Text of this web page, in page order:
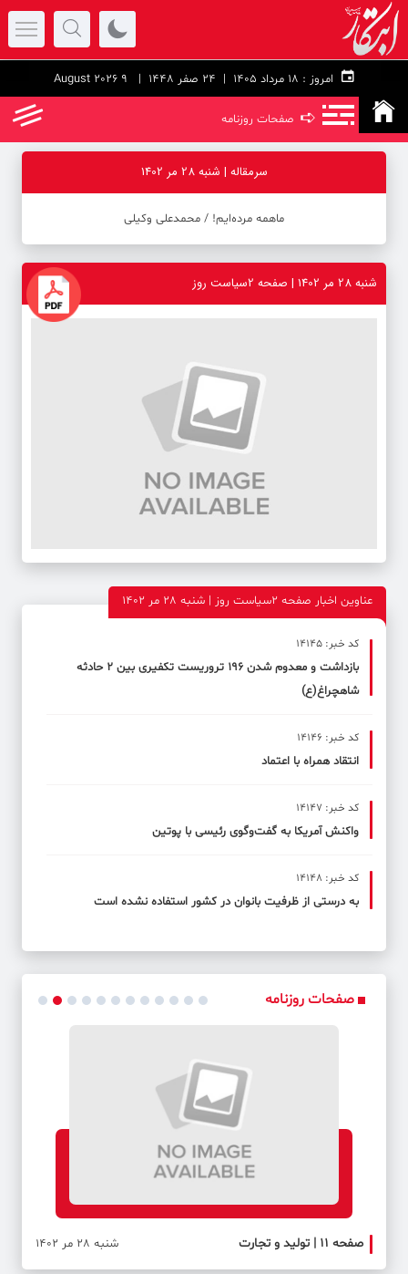
امروز : 24 صفر 1448 | 9 August 2026
➪ صفحات روزنامه
سرمقاله | شنبه 28 مر 1402
ماهمه مرده‌ایم! ‪/‬ محمدعلی وکیلی
شنبه 28 مر 1402 | صفحه 2سیاست روز
عناوین اخبار صفحه 2سیاست روز | شنبه 28 مر 1402
کد خبر: 14145
بازداشت و معدوم شدن ۱۹۶ تروریست تکفیری بین ۲ حادثه
شاهچراغ(ع)
کد خبر: 14146
انتقاد همراه با اعتماد
کد خبر: 14147
واکنش آمریکا به گفت‌وگوی رئیسی با پوتین
کد خبر: 14148
به درستی از ظرفیت بانوان در کشور استفاده نشده است
صفحات روزنامه
صفحه ۱۱ | تولید و تجارت شنبه 28 مر 1402